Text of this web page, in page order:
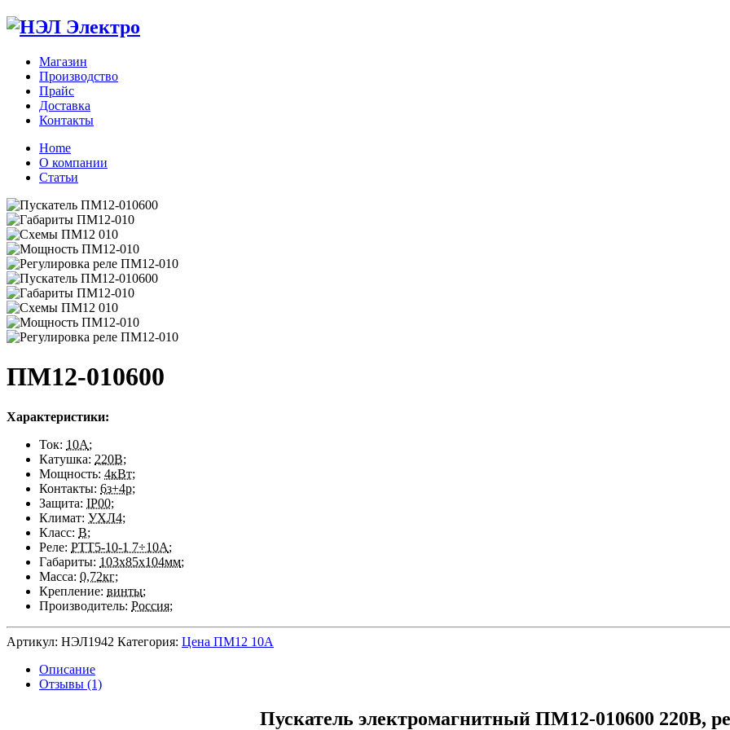
Магазин
Производство
Прайс
Доставка
Контакты
Home
О компании
Статьи
Zoom
ПМ12-010600
Характеристики:
Ток: 10А;
Катушка: 220В;
Мощность: 4кВт;
Контакты: 6з+4р;
Защита: IP00;
Климат: УХЛ4;
Класс: В;
Реле: РТТ5-10-1 7÷10А;
Габариты: 103х85х104мм;
Масса: 0,72кг;
Крепление: винты;
Производитель: Россия;
Артикул: НЭЛ1942 Категория: Цена ПМ12 10А
Описание
Отзывы (1)
Пускатель электромагнитный ПМ12-010600 220В,